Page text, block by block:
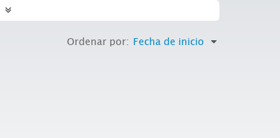
Ordenar por: Fecha de inicio